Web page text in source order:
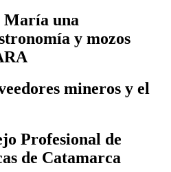
María una
y mozos
mineros y el
Profesional de
de Catamarca